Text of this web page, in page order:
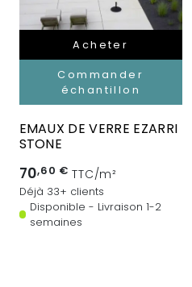
Acheter
Commander
échantillon
EMAUX DE VERRE EZARRI
STONE
70,60 € TTC/m²
Déjà 33+ clients
Disponible - Livraison 1-2
semaines